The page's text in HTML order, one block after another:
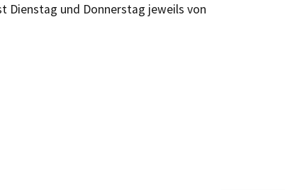
Dienstag und Donnerstag jeweils von